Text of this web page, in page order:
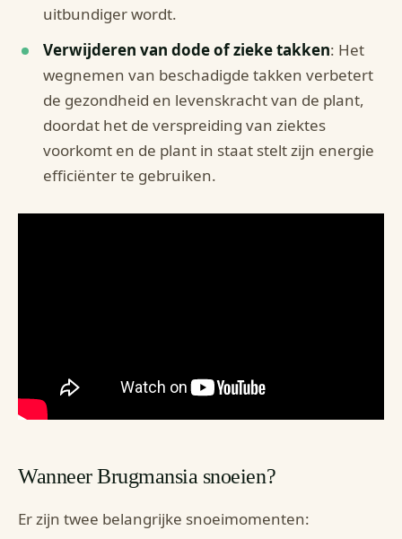
uitbundiger wordt.
Verwijderen van dode of zieke takken: Het
wegnemen van beschadigde takken verbetert
de gezondheid en levenskracht van de plant,
doordat het de verspreiding van ziektes
voorkomt en de plant in staat stelt zijn energie
efficiënter te gebruiken.
Wanneer Brugmansia snoeien?
Er zijn twee belangrijke snoeimomenten: